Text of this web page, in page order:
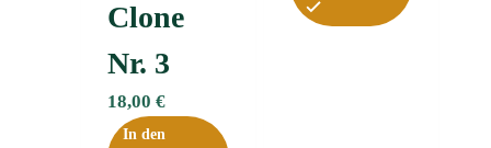
Clone
Nr. 3
18,00 €
In den